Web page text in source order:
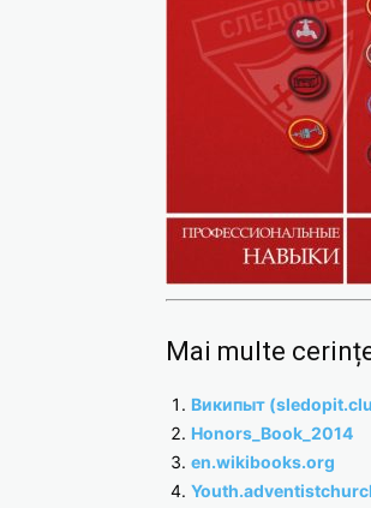
Mai multe
Википыт
Honors_Book_2014
en.wikibooks.org